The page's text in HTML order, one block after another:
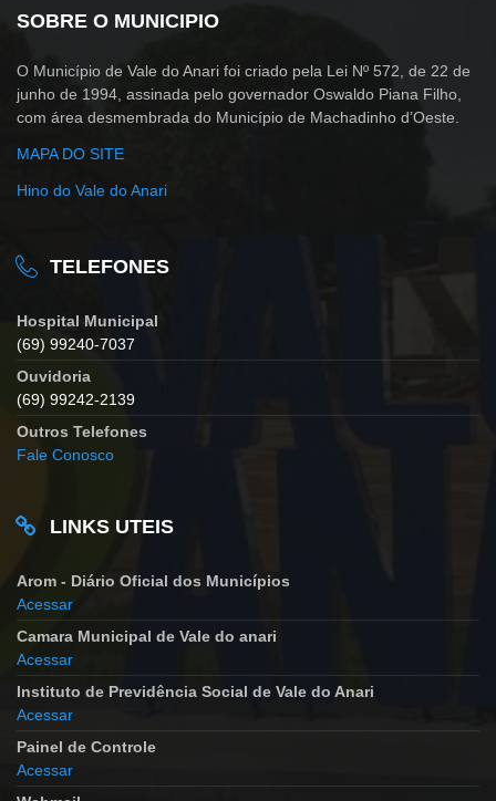
SOBRE O MUNICIPIO
O Município de Vale do Anari foi criado pela Lei Nº 572, de 22 de
junho de 1994, assinada pelo governador Oswaldo Piana Filho,
com área desmembrada do Município de Machadinho d’Oeste.
MAPA DO SITE
Hino do Vale do Anari
TELEFONES
Hospital Municipal
(69) 99240-7037
Ouvidoria
(69) 99242-2139
Outros Telefones
Fale Conosco
LINKS UTEIS
Arom - Diário Oficial dos Municípios
Acessar
Camara Municipal de Vale do anari
Acessar
Instituto de Previdência Social de Vale do Anari
Acessar
Painel de Controle
Acessar